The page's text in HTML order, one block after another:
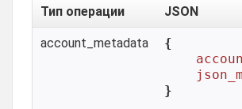
Тип операции JSON
account_metadata
{
}